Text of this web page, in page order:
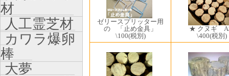
ゼリースプリッター用
の 「止め金具」
\100(税別)
★ クヌギ A
\400(税別)
材
人工霊芝材
カワラ爆卵
棒
大夢